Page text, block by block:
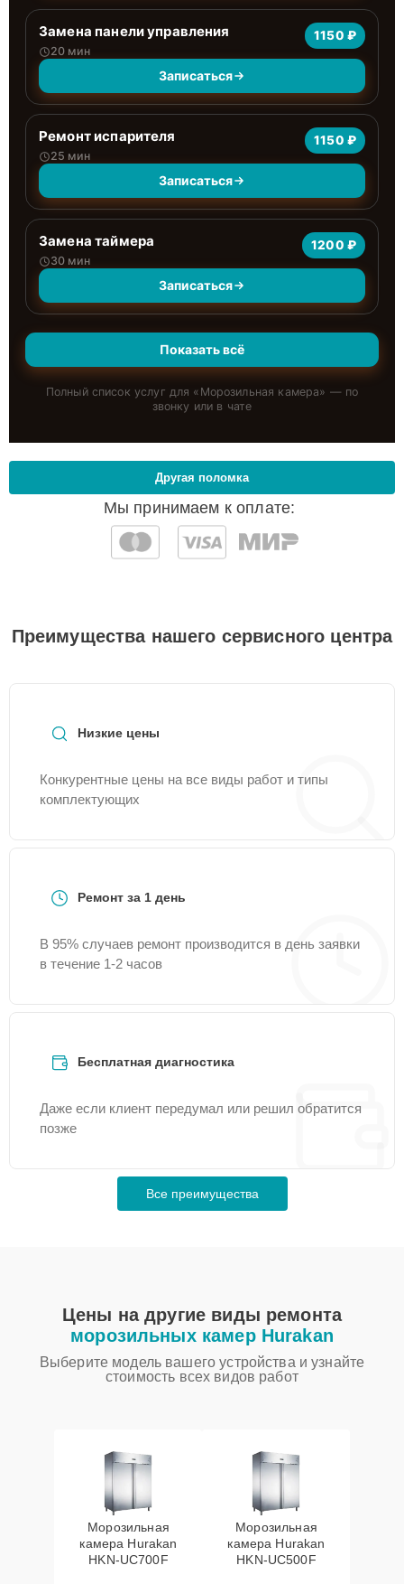
Замена панели управления
20 мин
1150 ₽
Записаться
Ремонт испарителя
25 мин
1150 ₽
Записаться
Замена таймера
30 мин
1200 ₽
Записаться
Показать всё
Полный список услуг для « Морозильная камера» — по
звонку или в чате
Мы принимаем к оплате:
Другая поломка
Преимущества нашего сервисного центра
Низкие цены
Конкурентные цены на все виды работ и типы
комплектующих
Ремонт за 1 день
В 95% случаев ремонт производится в день заявки
в течение 1-2 часов
Бесплатная диагностика
Даже если клиент передумал или решил обратится
позже
Все преимущества
Цены на другие виды ремонта
морозильных камер Hurakan
Выберите модель вашего устройства и узнайте
стоимость всех видов работ
Морозильная
камера Hurakan
HKN-UC700F
Морозильная
камера Hurakan
HKN-UC500F